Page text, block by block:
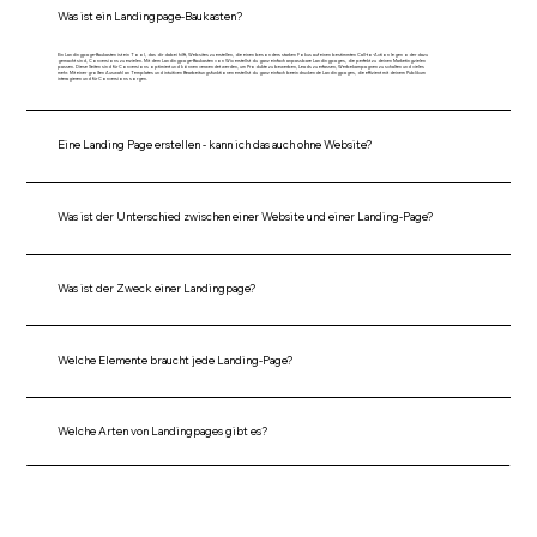
Was ist ein Landingpage-Baukasten?
Ein Landingpage-Baukasten ist ein Tool, das dir dabei hilft, Websites zu erstellen, die einen besonders starken Fokus auf einen bestimmten Call-to-Action legen oder dazu
gemacht sind, Conversions zu erzielen. Mit dem Landingpage-Baukasten von Wix erstellst du ganz einfach anpassbare Landingpages, die perfekt zu deinen Marketingzielen
passen. Diese Seiten sind für Conversions optimiert und können verwendet werden, um Produkte zu bewerben, Leads zu erfassen, Werbekampagnen zu schalten und vieles
mehr. Mit einer großen Auswahl an Templates und intuitiven Bearbeitungsfunktionen erstellst du ganz einfach beeindruckende Landingpages, die effizient mit deinem Publikum
interagieren und für Conversions sorgen.
Eine Landing Page erstellen - kann ich das auch ohne Website?
Was ist der Unterschied zwischen einer Website und einer Landing-Page?
Was ist der Zweck einer Landingpage?
Welche Elemente braucht jede Landing-Page?
Welche Arten von Landingpages gibt es?